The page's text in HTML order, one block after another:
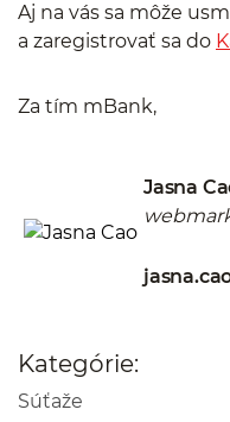
Aj na vás sa môže
a zaregistrovať sa do
Za tím mBank,
Jasna
Kategórie:
Súťaže